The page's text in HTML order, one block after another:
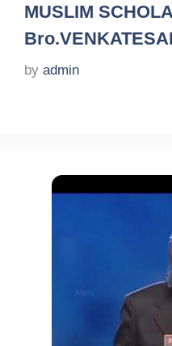
MUSLIM
by admin